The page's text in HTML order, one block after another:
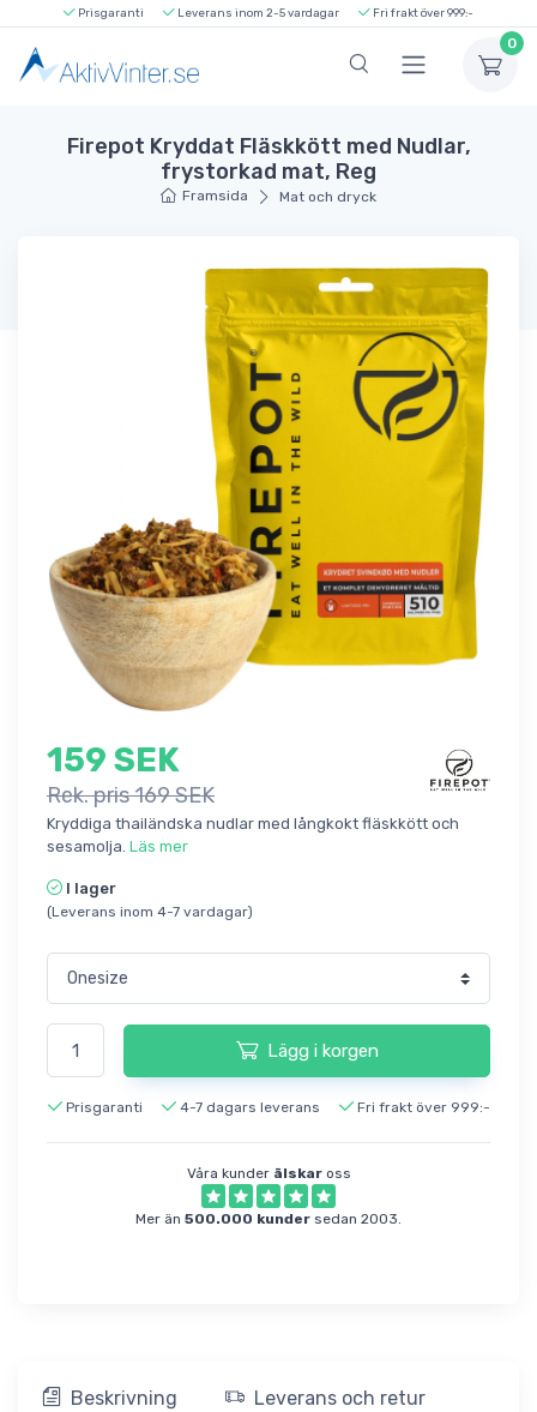
Prisgaranti Leverans inom 2-5 vardagar Fri frakt över 999:-
0
Firepot Kryddat Fläskkött med Nudlar,
frystorkad mat, Reg
Framsida Mat och dryck
159 SEK
Rek. pris 169 SEK
Kryddiga thailändska nudlar med långkokt fläskkött och
sesamolja. Läs mer
I lager
(Leverans inom 4-7 vardagar)
Lägg i korgen
Prisgaranti 4-7 dagars leverans Fri frakt över 999:-
Våra kunder älskaross
Mer än 500.000 kunder sedan 2003.
Beskrivning Leverans och retur